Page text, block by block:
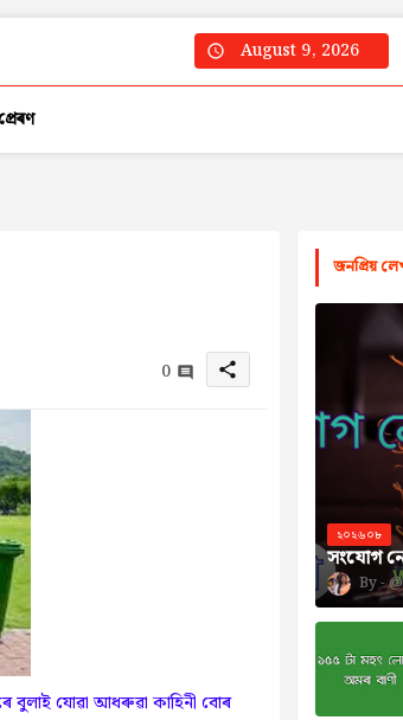
August 9, 2026
0 share
বুলাই যোৱা আধৰুৱা কাহিনী বোৰ
জনপ্রিয়
২০২৬০৮
সংযোগ নে